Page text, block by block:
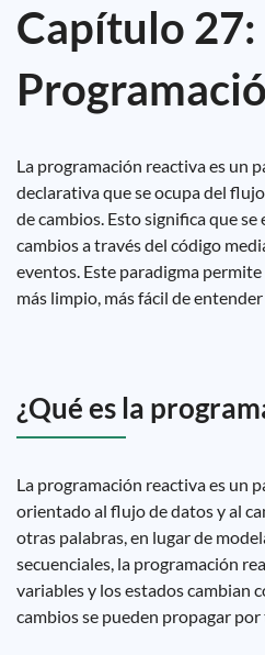
Capítulo 27:
La programación reactiva es un
declarativa que se ocupa del
de cambios. Esto significa que
cambios a través del código
eventos. Este paradigma
más limpio, más fácil de
¿Qué es la
La programación reactiva es un
orientado al flujo de datos y al
otras palabras, en lugar de
secuenciales, la programación
variables y los estados cambian
cambios se pueden propagar